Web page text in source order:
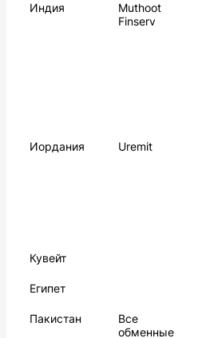
Индия
Muthoot
Finserv
Иордания Uremit
Кувейт
Египет
Пакистан
Все
обменные